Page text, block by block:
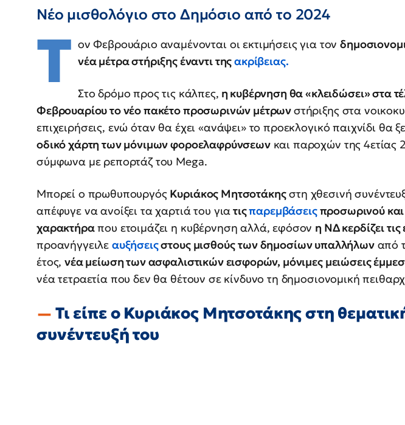
Νέο μισθολόγιο στο Δημόσιο από το 2024
Τ ον Φεβρουάριο αναμένονται οι εκτιμήσεις για τον
νέα μέτρα στήριξης έναντι τηςακρίβειας.
Στο δρόμο προς τις κάλπες, η κυβέρνηση θα «κλειδώσει» στα
Φεβρουαρίου το νέο πακέτο προσωρινών μέτρωνστήριξης στα
επιχειρήσεις, ενώ όταν θα έχει «ανάψει» το προεκλογικό παιχνίδι θα
οδικό χάρτη των μόνιμων φοροελαφρύνσεωνκαι παροχών της 4ετίας
σύμφωνα με ρεπορτάζ του Mega.
Μπορεί ο πρωθυπουργός Κυριάκος Μητσοτάκηςστη χθεσινή
απέφυγε να ανοίξει τα χαρτιά του γιατιςπαρεμβάσειςπροσωρινού και
χαρακτήραπου ετοιμάζει η κυβέρνηση αλλά, εφόσον η ΝΔ κερδίζει τις
προανήγγειλε αυξήσειςστους μισθούς των δημοσίων υπαλλήλωναπό
έτος,νέα μείωση των ασφαλιστικών εισφορών, μόνιμες μειώσεις
νέα τετραετία που δεν θα θέτουν σε κίνδυνο τη δημοσιονομική
Τι είπε ο Κυριάκος Μητσοτάκης στη
συνέντευξή του